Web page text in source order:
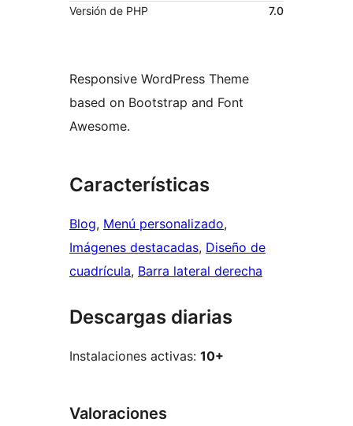
Versión de PHP
7.0
Responsive WordPress Theme
based on Bootstrap and Font
Awesome.
Características
Blog, Menú personalizado
Imágenes destacadas, Diseño de
cuadrícula, Barra lateral derecha
Descargas diarias
Instalaciones activas: 10+
Valoraciones